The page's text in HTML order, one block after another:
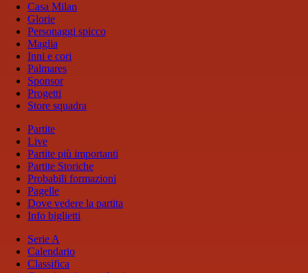
Casa Milan
Glorie
Personaggi spicco
Maglia
Inni e cori
Palmares
Sponsor
Progetti
Store squadra
Partite
Live
Partite più importanti
Partite Storiche
Probabili formazioni
Pagelle
Dove vedere la partita
Info biglietti
Serie A
Calendario
Classifica